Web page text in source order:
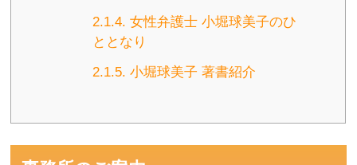
2.1.4. 女性弁護士 小堀球美子のひ
ととなり
2.1.5. 小堀球美子 著書紹介